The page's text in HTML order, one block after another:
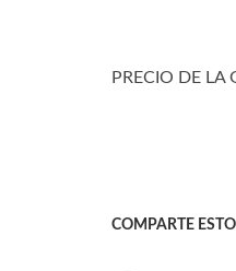
PRECIO DE LA
COMPARTE